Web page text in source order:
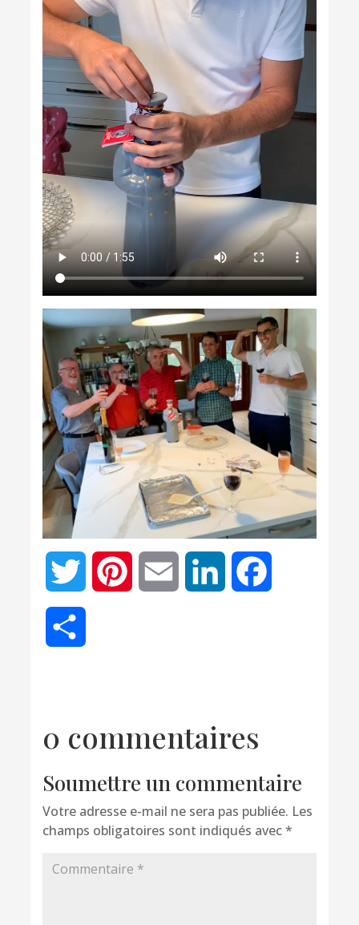
Twitter Pinterest Email LinkedIn
0 commentaires
Soumettre un commentaire
Votre adresse e-mail ne sera pas publiée. Les
champs obligatoires sont indiqués avec*